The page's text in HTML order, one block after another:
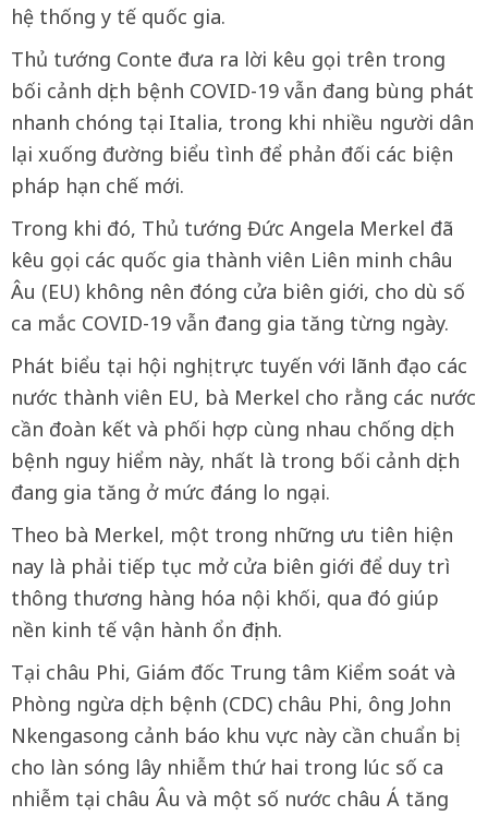
hệ thống y tế quốc gia.
Thủ tướng Conte đưa ra lời kêu gọi trên trong
bối cảnh dịch bệnh COVID-19 vẫn đang bùng phát
nhanh chóng tại Italia, trong khi nhiều người dân
lại xuống đường biểu tình để phản đối các biện
pháp hạn chế mới.
Trong khi đó, Thủ tướng Đức Angela Merkel đã
kêu gọi các quốc gia thành viên Liên minh châu
Âu (EU) không nên đóng cửa biên giới, cho dù số
ca mắc COVID-19 vẫn đang gia tăng từng ngày.
Phát biểu tại hội nghị trực tuyến với lãnh đạo các
nước thành viên EU, bà Merkel cho rằng các nước
cần đoàn kết và phối hợp cùng nhau chống dịch
bệnh nguy hiểm này, nhất là trong bối cảnh dịch
đang gia tăng ở mức đáng lo ngại.
Theo bà Merkel, một trong những ưu tiên hiện
nay là phải tiếp tục mở cửa biên giới để duy trì
thông thương hàng hóa nội khối, qua đó giúp
nền kinh tế vận hành ổn định.
Tại châu Phi, Giám đốc Trung tâm Kiểm soát và
Phòng ngừa dịch bệnh (CDC) châu Phi, ông John
Nkengasong cảnh báo khu vực này cần chuẩn bị
cho làn sóng lây nhiễm thứ hai trong lúc số ca
nhiễm tại châu Âu và một số nước châu Á tăng